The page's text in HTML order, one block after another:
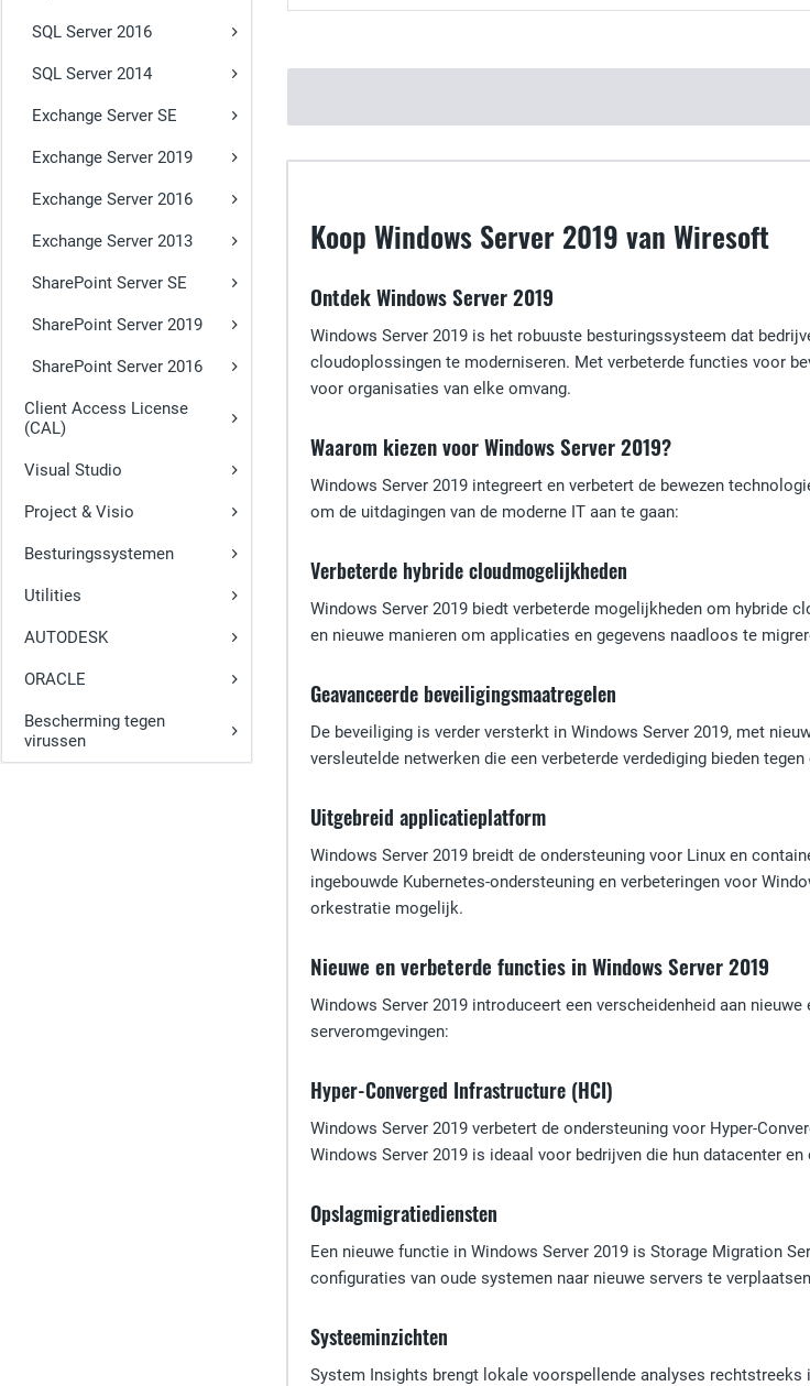
SQL Server 2016
SQL Server 2014
Exchange Server SE
Exchange Server 2019
Exchange Server 2016
Exchange Server 2013
SharePoint Server SE
SharePoint Server 2019
SharePoint Server 2016
Client Access License
(CAL)
Visual Studio
Project & Visio
Besturingssystemen
Utilities
AUTODESK
ORACLE
Bescherming tegen
virussen
Koop Windows Server 2019 van Wiresoft
Ontdek Windows Server 2019
Windows Server 2019 is het robuuste besturingssysteem dat
cloudoplossingen te moderniseren. Met verbeterde functies voor
voor organisaties van elke omvang.
Waarom kiezen voor Windows Server 2019?
Windows Server 2019 integreert en verbetert de bewezen
om de uitdagingen van de moderne IT aan te gaan:
Verbeterde hybride cloudmogelijkheden
Windows Server 2019 biedt verbeterde mogelijkheden om hybride
en nieuwe manieren om applicaties en gegevens naadloos te
Geavanceerde beveiligingsmaatregelen
De beveiliging is verder versterkt in Windows Server 2019, met
versleutelde netwerken die een verbeterde verdediging bieden tegen
Uitgebreid applicatieplatform
Windows Server 2019 breidt de ondersteuning voor Linux en
ingebouwde Kubernetes-ondersteuning en verbeteringen voor
orkestratie mogelijk.
Nieuwe en verbeterde functies in Windows Server 2019
Windows Server 2019 introduceert een verscheidenheid aan
serveromgevingen:
Hyper-Converged Infrastructure (HCI)
Windows Server 2019 verbetert de ondersteuning voor Hyper-
Windows Server 2019 is ideaal voor bedrijven die hun datacenter
Opslagmigratiediensten
Een nieuwe functie in Windows Server 2019 is Storage Migration
configuraties van oude systemen naar nieuwe servers te
Systeeminzichten
System Insights brengt lokale voorspellende analyses